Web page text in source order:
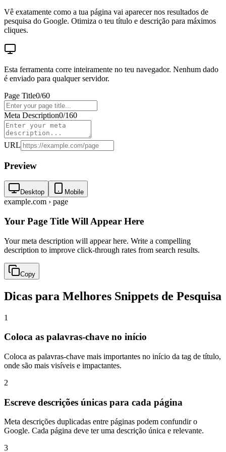
Vê exatamente como a tua página vai aparecer nos resultados de
pesquisa do Google. Otimiza o teu título e descrição para máximos
cliques.
Esta ferramenta corre inteiramente no teu navegador. Nenhum dado
é enviado para qualquer servidor.
Page Title0/60
Meta Description0/160
URL
Preview
Desktop Mobile
example.com › page
Your Page Title Will Appear Here
Your meta description will appear here. Write a compelling
description to improve click-through rates from search results.
Copy
Dicas para Melhores Snippets de Pesquisa
1
Coloca as palavras-chave no início
Coloca as palavras-chave mais importantes no início da tag de título,
onde são mais visíveis e impactantes.
2
Escreve descrições únicas para cada página
Meta descrições duplicadas entre páginas podem confundir o
Google. Cada página deve ter uma descrição única e relevante.
3